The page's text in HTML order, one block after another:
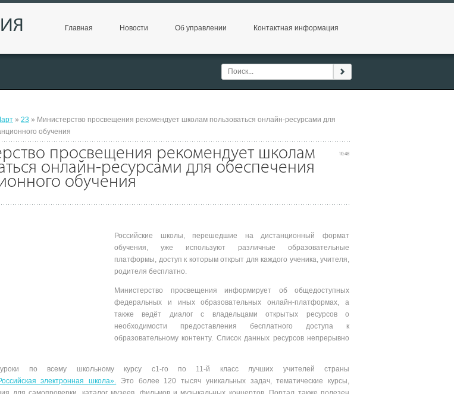
Главная Новости Об управлении Контактная информация
» 23 » Министерство просвещения рекомендует школам пользоваться онлайн-ресурсами для
обучения
10:48
просвещения рекомендует школам
онлайн-ресурсами для обеспечения
обучения
Российские школы, перешедшие на дистанционный формат
обучения, уже используют различные образовательные
платформы, доступ к которым открыт для каждого ученика, учителя,
родителя бесплатно.
Министерство просвещения информирует об общедоступных
федеральных и иных образовательных онлайн-платформах, а
также ведёт диалог с владельцами открытых ресурсов о
необходимости предоставления бесплатного доступа к
образовательному контенту. Список данных ресурсов непрерывно
уроки по всему школьному курсу с1-го по 11-й класс лучших учителей страны
электронная школа». Это более 120 тысяч уникальных задач, тематические курсы,